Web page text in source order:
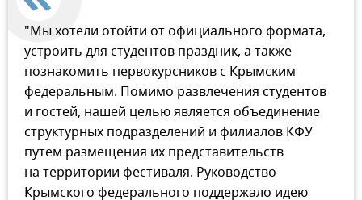
"Мы хотели отойти от официального формата,
устроить для студентов праздник, а также
познакомить первокурсников с Крымским
федеральным. Помимо развлечения студентов
и гостей, нашей целью является объединение
структурных подразделений и филиалов КФУ
путем размещения их представительств
на территории фестиваля. Руководство
Крымского федерального поддержало идею